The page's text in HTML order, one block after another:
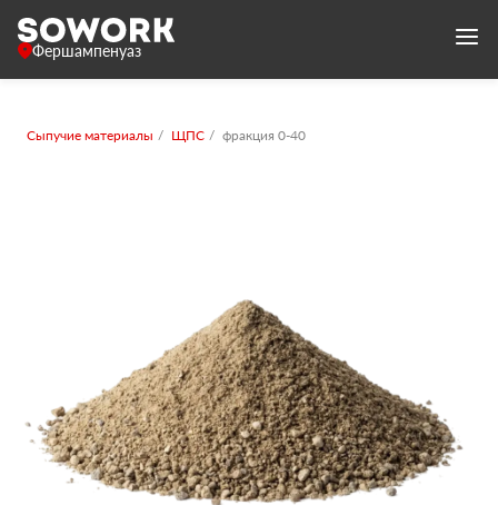
Фершампенуаз
Сыпучие материалы ЩПС фракция 0-40